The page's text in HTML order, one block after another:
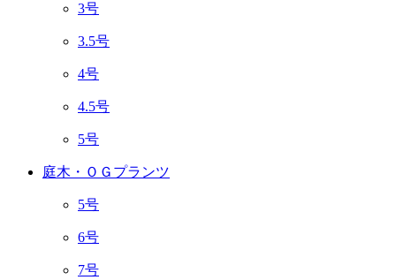
3号
3.5号
4号
4.5号
5号
庭木・ＯＧプランツ
5号
6号
7号